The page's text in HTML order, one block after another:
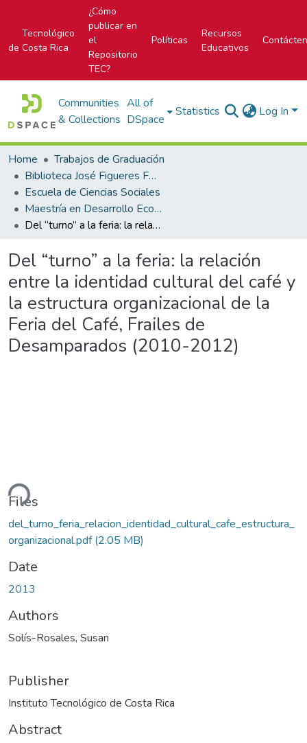
Tecnológico
de Costa Rica
¿Cómo
publicar en
el
Repositorio
TEC?
Políticas
Recursos
Educativos
Communities
& Collections
All of
DSpace
Statistics Log In
Home
Trabajos de Graduación
Biblioteca José Figueres Ferrer
Escuela de Ciencias Sociales
Maestría en Desarrollo Económico Local
Del “turno” a la feria: la relación entre la identidad cultural del café y la estructura organizacional de la Feria del Café, Frailes de Desamparados (2010-2012)
Del “turno” a la feria: la relación
entre la identidad cultural del café y
la estructura organizacional de la
Feria del Café, Frailes de
Desamparados (2010-2012)
Files
del_turno_feria_relacion_identidad_cultural_cafe_estructura_
organizacional.pdf(2.05 MB)
Date
2013
Authors
Solís-Rosales, Susan
Publisher
Instituto Tecnológico de Costa Rica
Abstract